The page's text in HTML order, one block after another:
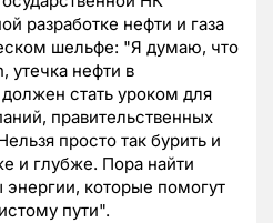
разработке нефти и газа
шельфе: "Я думаю, что
утечка нефти в
стать уроком для
правительственных
просто так бурить и
и глубже. Пора найти
которые помогут
пути".